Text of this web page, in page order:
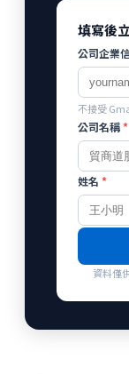
填寫後
公司企業
不接受
公司名稱*
姓名 *
資料僅